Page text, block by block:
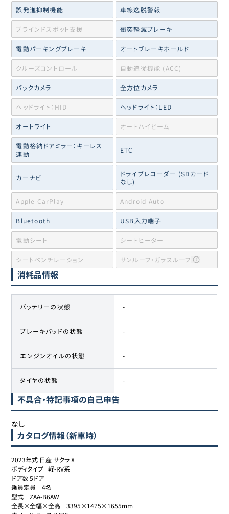
誤発進抑制機能 車線逸脱警報
ブラインドスポット支援 衝突軽減ブレーキ
電動パーキングブレーキ オートブレーキホールド
クルーズコントロール 自動追従機能 (ACC)
バックカメラ 全方位カメラ
ヘッドライト：HID ヘッドライト：LED
オートライト オートハイビーム
電動格納ドアミラー：キーレス
連動
ETC
カーナビ
ドライブレコーダー (SDカード
なし)
Apple CarPlay Android Auto
Bluetooth USB入力端子
電動シート シートヒーター
シートベンチレーション サンルーフ・ガラスルーフ
消耗品情報
バッテリーの状態 -
ブレーキパッドの状態 -
エンジンオイルの状態 -
タイヤの状態 -
不具合・特記事項の自己申告
なし
カタログ情報（新車時）
2023年式 日産 サクラ X
ボディタイプ	軽-RV系
ドア数	5ドア
乗員定員	4名
型式	ZAA-B6AW
全長×全幅×全高	3395×1475×1655mm